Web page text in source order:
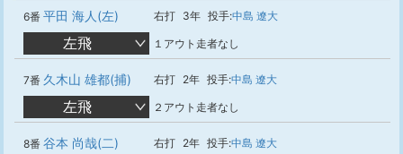
6番 平田 海人(左) 右打 3年 投手:中島 遼大
左飛 １アウト走者なし
7番 久木山 雄都(捕) 右打 2年 投手:中島 遼大
左飛 ２アウト走者なし
8番 谷本 尚哉(二) 右打 2年 投手:中島 遼大